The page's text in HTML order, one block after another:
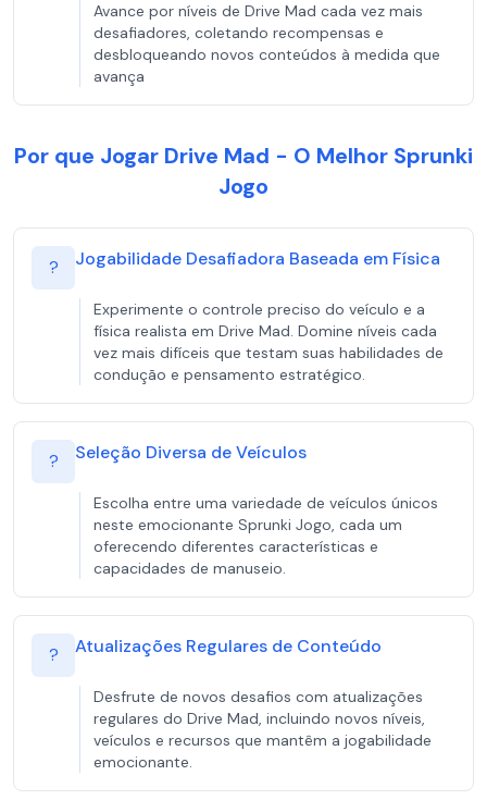
Avance por níveis de Drive Mad cada vez mais
desafiadores, coletando recompensas e
desbloqueando novos conteúdos à medida que
avança
Por que Jogar Drive Mad - O Melhor Sprunki
Jogo
? Jogabilidade Desafiadora Baseada em Física
Experimente o controle preciso do veículo e a
física realista em Drive Mad. Domine níveis cada
vez mais difíceis que testam suas habilidades de
condução e pensamento estratégico.
? Seleção Diversa de Veículos
Escolha entre uma variedade de veículos únicos
neste emocionante Sprunki Jogo, cada um
oferecendo diferentes características e
capacidades de manuseio.
? Atualizações Regulares de Conteúdo
Desfrute de novos desafios com atualizações
regulares do Drive Mad, incluindo novos níveis,
veículos e recursos que mantêm a jogabilidade
emocionante.